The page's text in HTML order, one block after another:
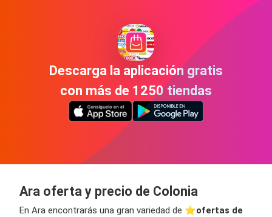
Descarga la aplicación gratis
con más de 1250 tiendas
Ara oferta y precio de Colonia
En Ara encontrarás una gran variedad de ⭐️ofertas de